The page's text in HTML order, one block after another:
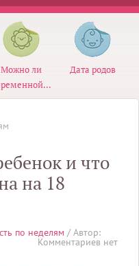
Можно ли
Дата родов
и что
на 18
по неделям / Автор:
Комментариев нет